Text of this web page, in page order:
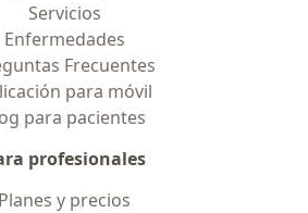
Servicios
Enfermedades
Frecuentes
para móvil
para pacientes
profesionales
Planes y precios